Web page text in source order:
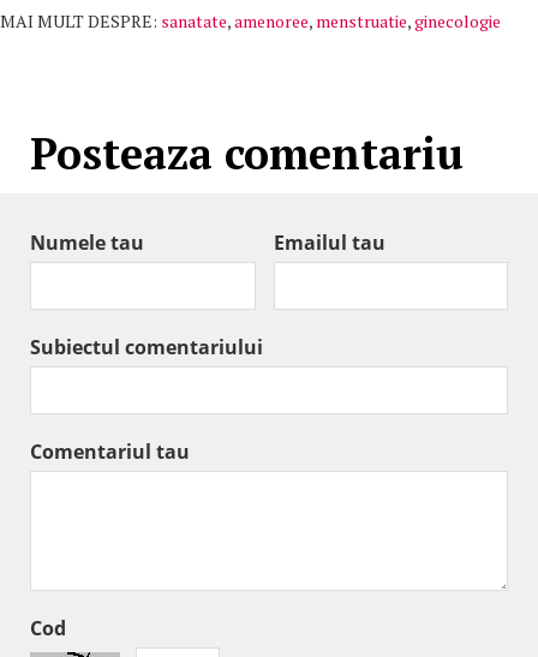
MAI MULT DESPRE: sanatate,amenoree, menstruatie,ginecologie
Posteaza comentariu
Numele tau Emailul tau
Subiectul comentariului
Comentariul tau
Cod